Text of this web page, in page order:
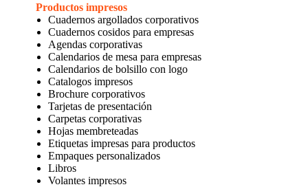
Productos impresos
Cuadernos argollados corporativos
Cuadernos cosidos para empresas
Agendas corporativas
Calendarios de mesa para empresas
Calendarios de bolsillo con logo
Catalogos impresos
Brochure corporativos
Tarjetas de presentación
Carpetas corporativas
Hojas membreteadas
Etiquetas impresas para productos
Empaques personalizados
Libros
Volantes impresos